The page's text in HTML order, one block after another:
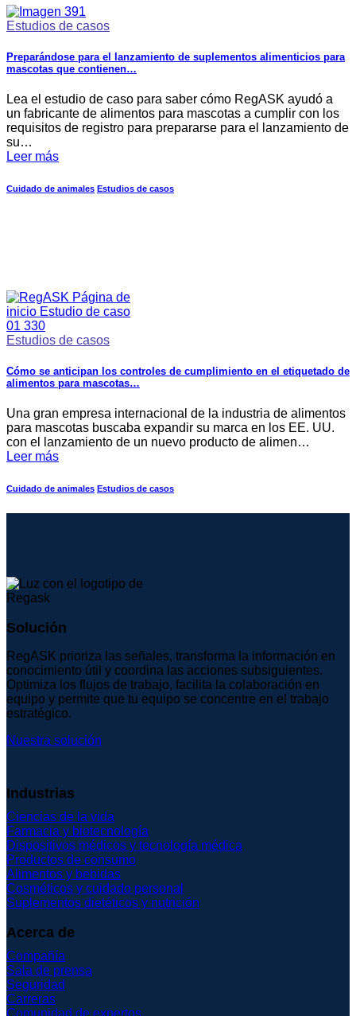
Estudios de casos
Preparándose para el lanzamiento de suplementos alimenticios para
mascotas que contienen…
Lea el estudio de caso para saber cómo RegASK ayudó a
un fabricante de alimentos para mascotas a cumplir con los
requisitos de registro para prepararse para el lanzamiento de
su…
Leer más
Cuidado de animales Estudios de casos
Estudios de casos
Cómo se anticipan los controles de cumplimiento en el etiquetado de
alimentos para mascotas…
Una gran empresa internacional de la industria de alimentos
para mascotas buscaba expandir su marca en los EE. UU.
con el lanzamiento de un nuevo producto de alimen…
Leer más
Cuidado de animales Estudios de casos
Solución
RegASK prioriza las señales, transforma la información en
conocimiento útil y coordina las acciones subsiguientes.
Optimiza los flujos de trabajo, facilita la colaboración en
equipo y permite que tu equipo se concentre en el trabajo
estratégico.
Nuestra solución
Industrias
Ciencias de la vida
Farmacia y biotecnología
Dispositivos médicos y tecnología médica
Productos de consumo
Alimentos y bebidas
Cosméticos y cuidado personal
Suplementos dietéticos y nutrición
Acerca de
Compañía
Sala de prensa
Seguridad
Carreras
Comunidad de expertos